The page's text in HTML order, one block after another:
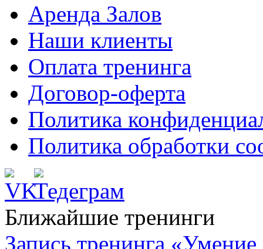
Аренда Залов
Наши клиенты
Оплата тренинга
Договор-оферта
Политика
Политика обработки
Ближайшие тренинги
Запись тренинга «Умение